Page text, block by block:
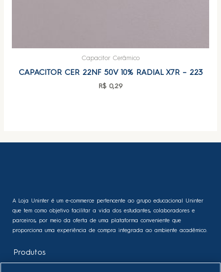
Capacitor Cerâmico
CAPACITOR CER 22NF 50V 10% RADIAL X7R – 223
R$0,29
A Loja Uninter é um e-commerce pertencente ao grupo educacional Uninter
que tem como objetivo facilitar a vida dos estudantes, colaboradores e
parceiros, por meio da oferta de uma plataforma conveniente que
proporciona uma experiência de compra integrada ao ambiente acadêmico.
Produtos